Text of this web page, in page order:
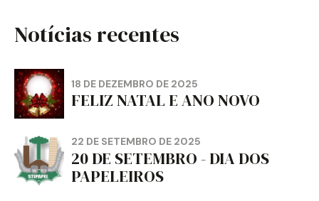
Notícias recentes
18 DE DEZEMBRO DE 2025
FELIZ NATAL E ANO NOVO
22 DE SETEMBRO DE 2025
20 DE SETEMBRO - DIA DOS
PAPELEIROS